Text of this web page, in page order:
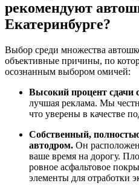
рекомендуют
Екатеринбурге?
Выбор среди множества
объективные причины, по
осознанным выбором омичей:
Высокий процент сдачи
лучшая реклама. Мы
что уверены в качестве
Собственный,
автодром. Он
ваше время на дорогу.
ровное асфальтовое
элементы для отработки